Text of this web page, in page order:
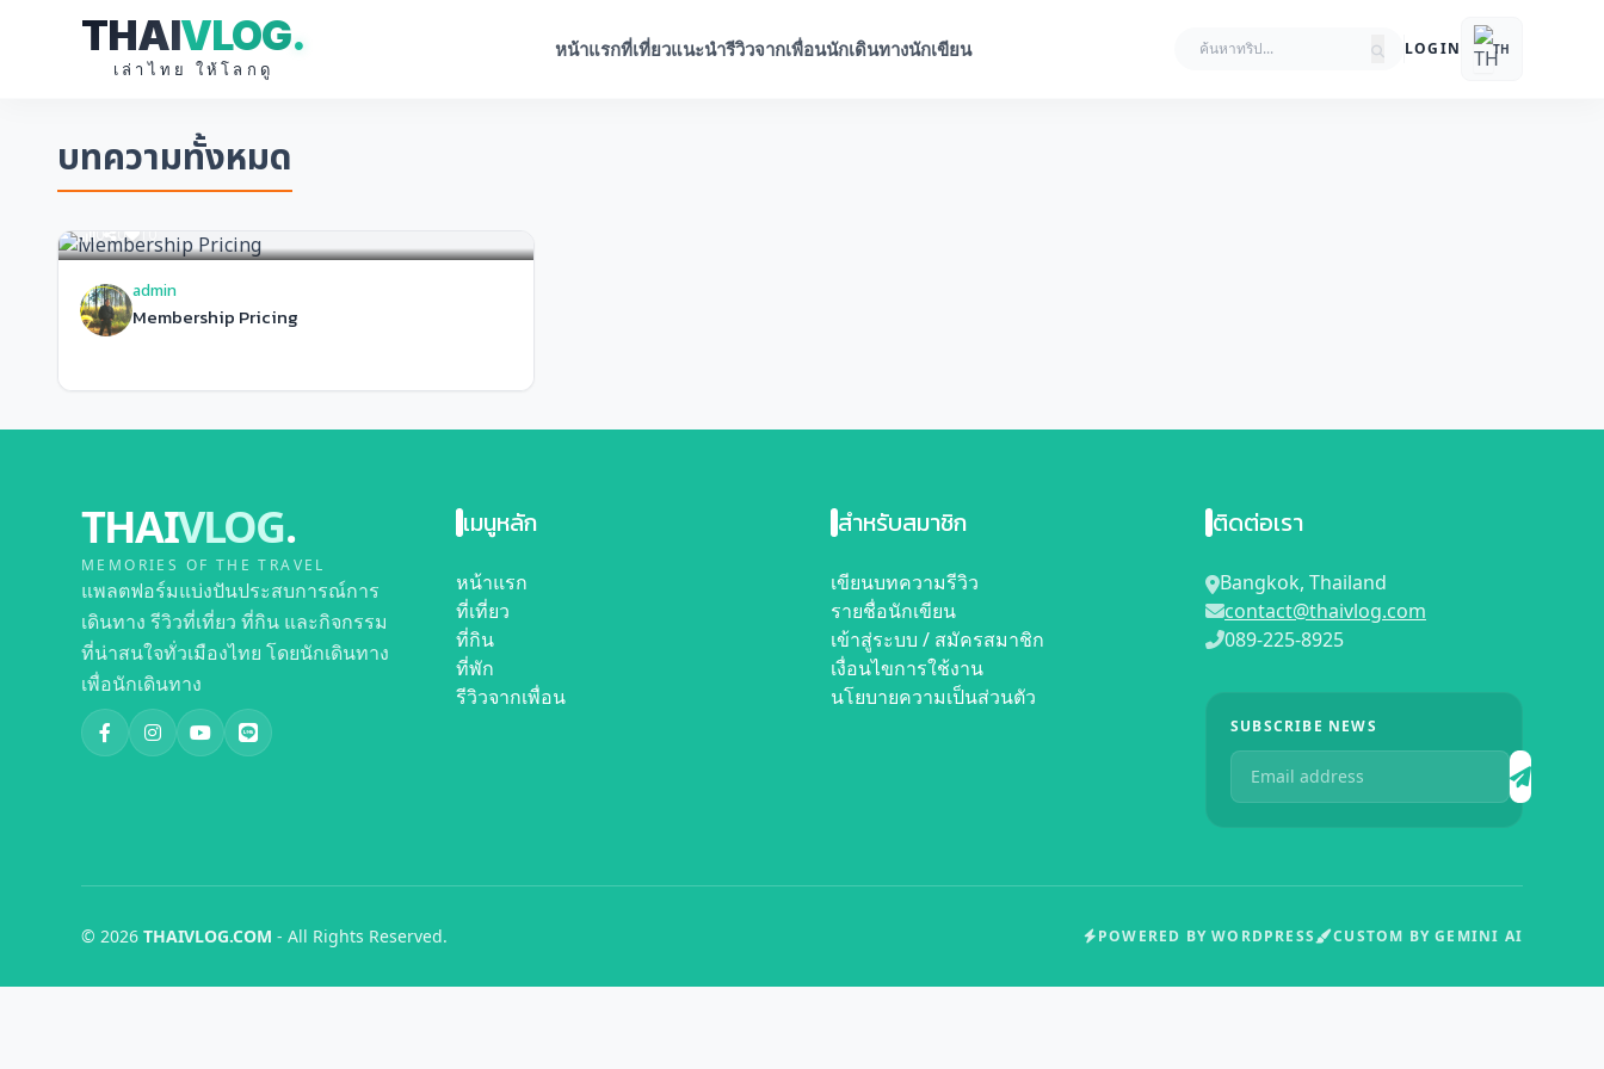
THAIVLOG.
เล่าไทย ให้โลกดู
หน้าแรกที่เที่ยวแนะนำรีวิวจากเพื่อนนักเดินทางนักเขียน LOGIN TH
บทความทั้งหมด
0 10
admin
Membership Pricing
THAIVLOG.
MEMORIES OF THE TRAVEL
แพลตฟอร์มแบ่งปันประสบการณ์การ
เดินทาง รีวิวที่เที่ยว ที่กิน และกิจกรรม
ที่น่าสนใจทั่วเมืองไทย โดยนักเดินทาง
เพื่อนักเดินทาง
เมนูหลัก
หน้าแรก
ที่เที่ยว
ที่กิน
ที่พัก
รีวิวจากเพื่อน
สำหรับสมาชิก
เขียนบทความรีวิว
รายชื่อนักเขียน
เข้าสู่ระบบ / สมัครสมาชิก
เงื่อนไขการใช้งาน
นโยบายความเป็นส่วนตัว
ติดต่อเรา
Bangkok, Thailand
contact@thaivlog.com
089-225-8925
SUBSCRIBE NEWS
© 2026 THAIVLOG.COM - All Rights Reserved. POWERED BY WORDPRESS CUSTOM BY GEMINI AI